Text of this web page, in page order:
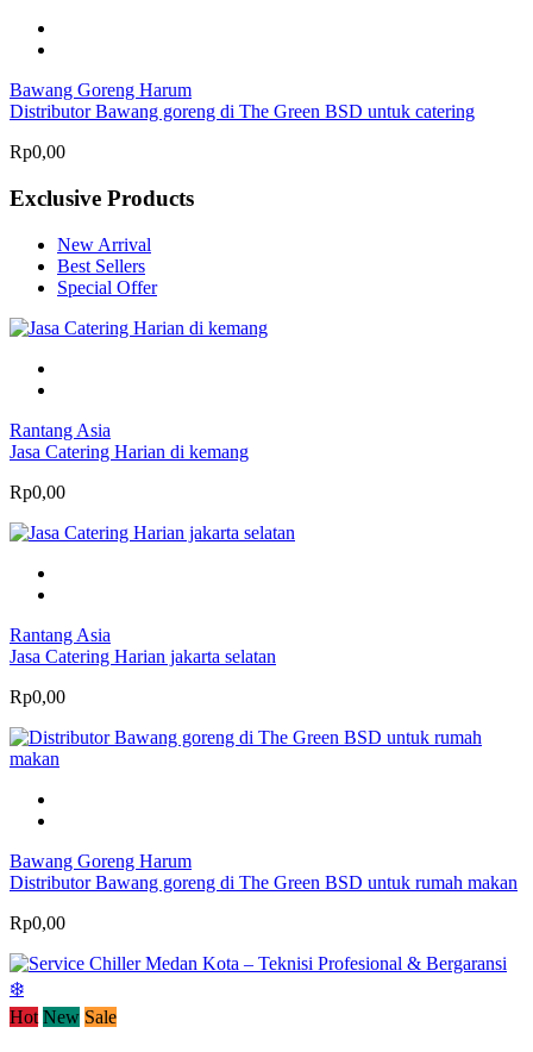
Bawang Goreng Harum
Distributor Bawang goreng di The Green BSD untuk catering
Rp0,00
Exclusive Products
New Arrival
Best Sellers
Special Offer
Rantang Asia
Jasa Catering Harian di kemang
Rp0,00
Rantang Asia
Jasa Catering Harian jakarta selatan
Rp0,00
Bawang Goreng Harum
Distributor Bawang goreng di The Green BSD untuk rumah makan
Rp0,00
Hot New Sale